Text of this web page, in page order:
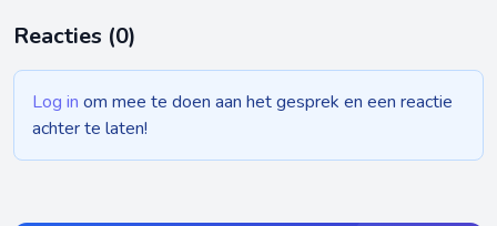
Reacties (0)
Log in om mee te doen aan het gesprek en een reactie
achter te laten!